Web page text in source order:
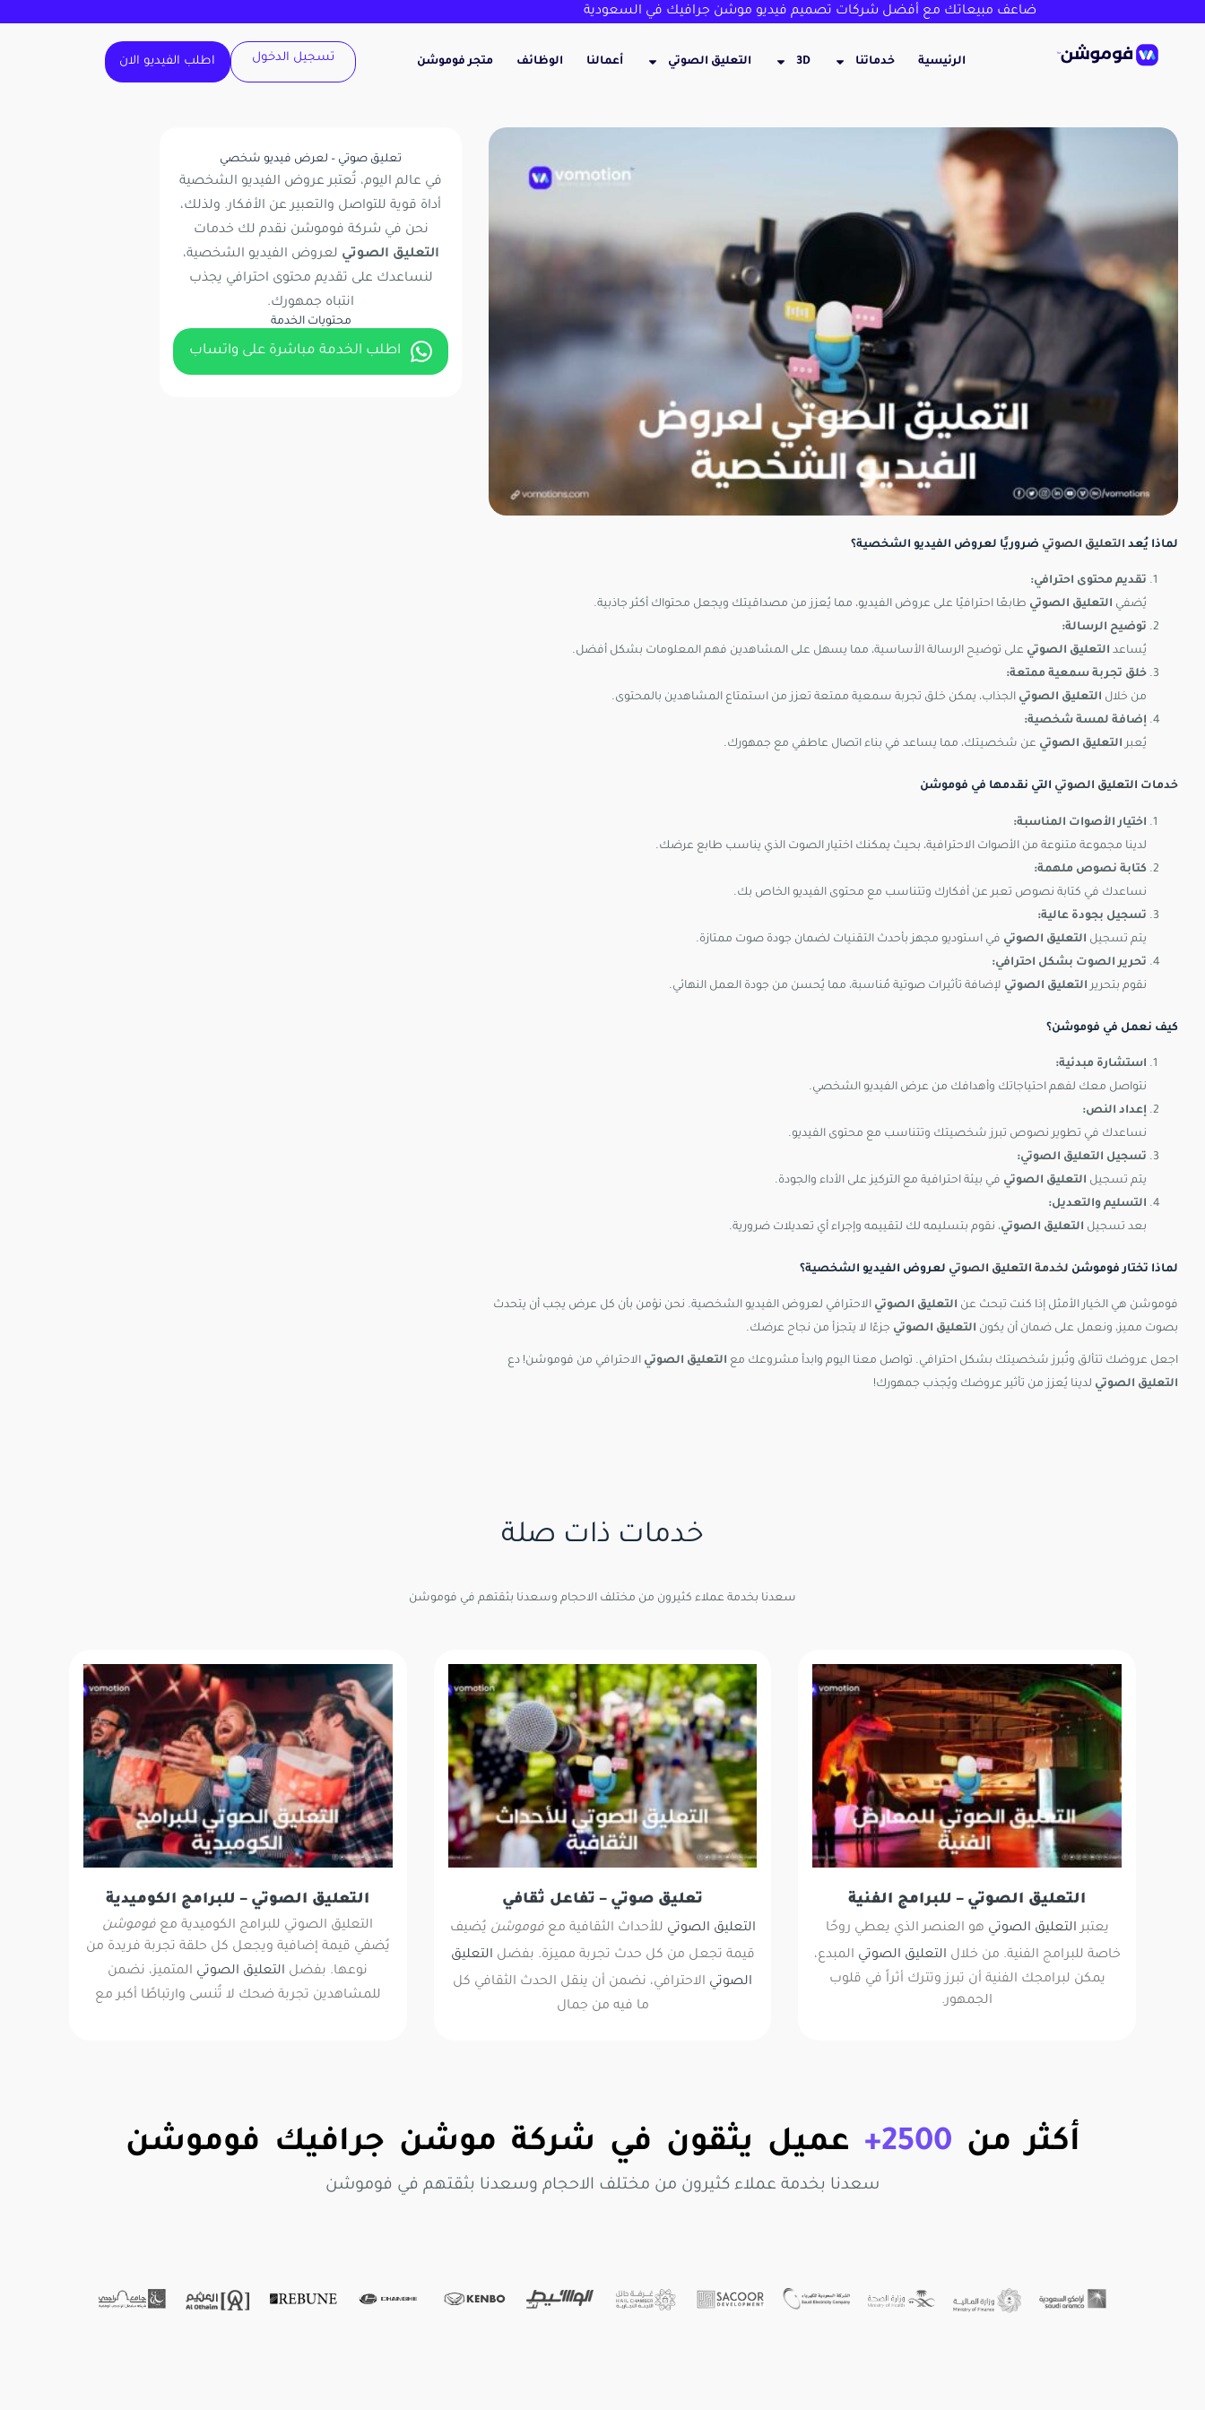
ضاعف مبيعاتك مع أفضل شركات تصميم فيديو موشن جرافيك في السعودية
الرئيسية خدماتنا 3D التعليق الصوتي أعمالنا الوظائف متجر فوموشن تسجيل الدخول اطلب الفيديو الان
لماذا يُعد التعليق الصوتي ضروريًا لعروض الفيديو الشخصية؟
تقديم محتوى احترافي:
يُضفي التعليق الصوتي طابعًا احترافيًا على عروض الفيديو، مما يُعزز من مصداقيتك ويجعل محتواك أكثر جاذبية.
توضيح الرسالة:
يُساعد التعليق الصوتي على توضيح الرسالة الأساسية، مما يسهل على المشاهدين فهم المعلومات بشكل أفضل.
خلق تجربة سمعية ممتعة:
من خلال التعليق الصوتي الجذاب، يمكن خلق تجربة سمعية ممتعة تعزز من استمتاع المشاهدين بالمحتوى.
إضافة لمسة شخصية:
يُعبرالتعليق الصوتي عن شخصيتك، مما يساعد في بناء اتصال عاطفي مع جمهورك.
خدمات التعليق الصوتي التي نقدمها في فوموشن
اختيار الأصوات المناسبة:
لدينا مجموعة متنوعة من الأصوات الاحترافية، بحيث يمكنك اختيار الصوت الذي يناسب طابع عرضك.
كتابة نصوص ملهمة:
نساعدك في كتابة نصوص تعبر عن أفكارك وتتناسب مع محتوى الفيديو الخاص بك.
تسجيل بجودة عالية:
يتم تسجيل التعليق الصوتي في استوديو مجهز بأحدث التقنيات لضمان جودة صوت ممتازة.
تحرير الصوت بشكل احترافي:
نقوم بتحرير التعليق الصوتي لإضافة تأثيرات صوتية مُناسبة، مما يُحسن من جودة العمل النهائي.
كيف نعمل في فوموشن؟
استشارة مبدئية:
نتواصل معك لفهم احتياجاتك وأهدافك من عرض الفيديو الشخصي.
إعداد النص:
نساعدك في تطوير نصوص تبرز شخصيتك وتتناسب مع محتوى الفيديو.
تسجيل التعليق الصوتي:
يتم تسجيل التعليق الصوتي في بيئة احترافية مع التركيز على الأداء والجودة.
التسليم والتعديل:
بعد تسجيل التعليق الصوتي، نقوم بتسليمه لك لتقييمه وإجراء أي تعديلات ضرورية.
لماذا تختار فوموشن لخدمة التعليق الصوتي لعروض الفيديو الشخصية؟
فوموشن هي الخيار الأمثل إذا كنت تبحث عن التعليق الصوتي الاحترافي لعروض الفيديو الشخصية. نحن نؤمن بأن كل عرض يجب أن يتحدث
بصوت مميز، ونعمل على ضمان أن يكون التعليق الصوتي جزءًا لا يتجزأ من نجاح عرضك.
اجعل عروضك تتألق وتُبرز شخصيتك بشكل احترافي. تواصل معنا اليوم وابدأ مشروعك مع التعليق الصوتي الاحترافي من فوموشن! دع
التعليق الصوتي لدينا يُعزز من تأثير عروضك ويُجذب جمهورك!
تعليق صوتي – لعرض فيديو شخصي
في عالم اليوم، تُعتبر عروض الفيديو الشخصية
أداة قوية للتواصل والتعبير عن الأفكار. ولذلك،
نحن في شركة فوموشن نقدم لك خدمات
التعليق الصوتي لعروض الفيديو الشخصية،
لنساعدك على تقديم محتوى احترافي يجذب
انتباه جمهورك.
محتويات الخدمة
اطلب الخدمة مباشرة على واتساب
خدمات ذات صلة
سعدنا بخدمة عملاء كثيرون من مختلف الاحجام وسعدنا بثقتهم في فوموشن
التعليق الصوتي – للبرامج الفنية
يعتبرالتعليق الصوتي هو العنصر الذي يعطي روحًا
خاصة للبرامج الفنية. من خلال التعليق الصوتي المبدع،
يمكن لبرامجك الفنية أن تبرز وتترك أثراً في قلوب
الجمهور.
تعليق صوتي – تفاعل ثقافي
التعليق الصوتي للأحداث الثقافية معفوموشن يُضيف
قيمة تجعل من كل حدث تجربة مميزة. بفضل التعليق
الصوتي الاحترافي، نضمن أن ينقل الحدث الثقافي كل
ما فيه من جمال
التعليق الصوتي – للبرامج الكوميدية
التعليق الصوتي للبرامج الكوميدية مع فوموشن
يُضفي قيمة إضافية ويجعل كل حلقة تجربة فريدة من
نوعها. بفضل التعليق الصوتي المتميز، نضمن
للمشاهدين تجربة ضحك لا تُنسى وارتباطًا أكبر مع
أكثر من 2500+ عميل يثقون في شركة موشن جرافيك فوموشن
سعدنا بخدمة عملاء كثيرون من مختلف الاحجام وسعدنا بثقتهم في فوموشن